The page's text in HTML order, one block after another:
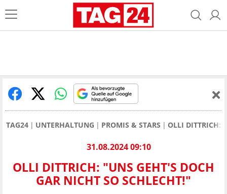
TAG24 UNTERHALTUNG PROMIS & STARS OLLI DITTRICH:
31.08.2024 09:10
OLLI DITTRICH: "UNS GEHT'S DOCH
GAR NICHT SO SCHLECHT!"